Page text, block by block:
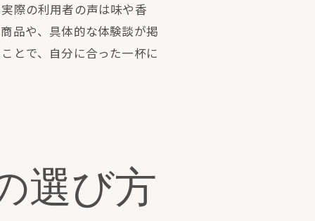
際の利用者の声は味や香
品や、具体的な体験談が掲
とで、自分に合った一杯に
選び方